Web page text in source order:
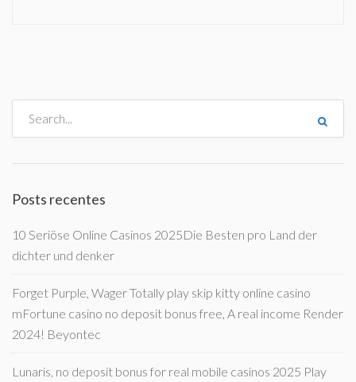
Posts recentes
10 Seriöse Online Casinos 2025Die Besten pro Land der
dichter und denker
Forget Purple, Wager Totally play skip kitty online casino
mFortune casino no deposit bonus free, A real income Render
2024! Beyontec
Lunaris, no deposit bonus for real mobile casinos 2025 Play